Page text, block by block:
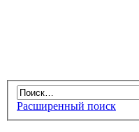
Расширенный поиск